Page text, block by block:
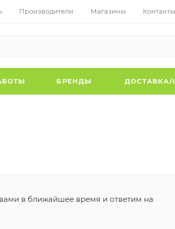
Производители Магазины Контакты
БРЕНДЫ ДОСТАВКА/
в ближайшее время и ответим на